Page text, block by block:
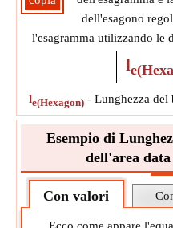
dell'esagono
l'esagramma utilizzando le
l
le(Hexagon) - Lunghezza del
Esempio di
dell'area
Con valori